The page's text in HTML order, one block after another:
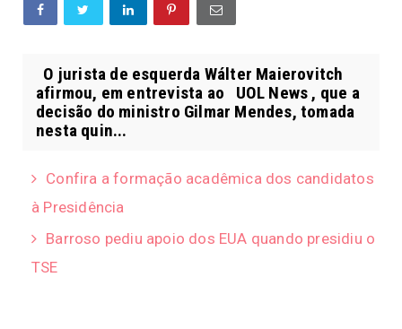
O jurista de esquerda Wálter Maierovitch
afirmou, em entrevista ao UOL News , que a
decisão do ministro Gilmar Mendes, tomada
nesta quin...
Confira a formação acadêmica dos candidatos
à Presidência
Barroso pediu apoio dos EUA quando presidiu o
TSE